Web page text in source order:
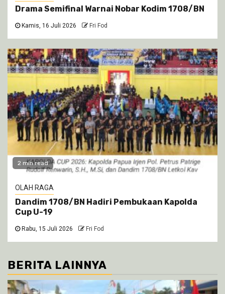
Drama Semifinal Warnai Nobar Kodim 1708/BN
Kamis, 16 Juli 2026 Fri Fod
2 min read
OLAH RAGA
Dandim 1708/BN Hadiri Pembukaan Kapolda
Cup U-19
Rabu, 15 Juli 2026 Fri Fod
BERITA LAINNYA